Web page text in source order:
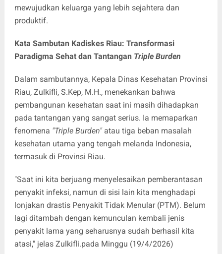
mewujudkan keluarga yang lebih sejahtera dan
produktif.
Kata Sambutan Kadiskes Riau: Transformasi
Paradigma Sehat dan Tantangan Triple Burden
Dalam sambutannya, Kepala Dinas Kesehatan Provinsi
Riau, Zulkifli, S.Kep, M.H., menekankan bahwa
pembangunan kesehatan saat ini masih dihadapkan
pada tantangan yang sangat serius. Ia memaparkan
fenomena "Triple Burden"atau tiga beban masalah
kesehatan utama yang tengah melanda Indonesia,
termasuk di Provinsi Riau.
"Saat ini kita berjuang menyelesaikan pemberantasan
penyakit infeksi, namun di sisi lain kita menghadapi
lonjakan drastis Penyakit Tidak Menular (PTM). Belum
lagi ditambah dengan kemunculan kembali jenis
penyakit lama yang seharusnya sudah berhasil kita
atasi," jelas Zulkifli.pada Minggu (19/4/2026)